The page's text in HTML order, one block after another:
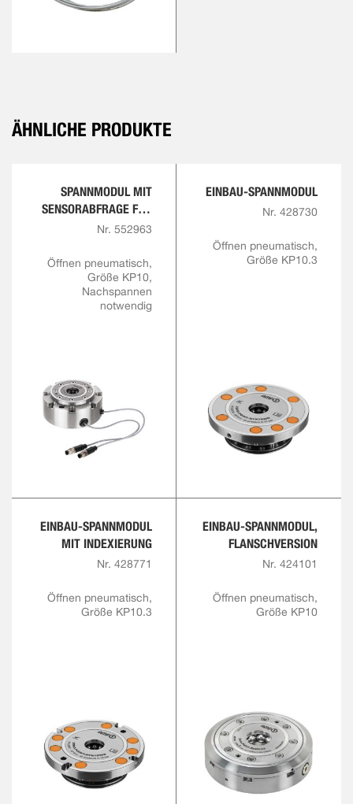
ÄHNLICHE PRODUKTE
SPANNMODUL MIT
SENSORABFRAGE FÜR
ÖFFNUNG UND
Nr. 552963
Öffnen pneumatisch,
Größe KP10,
Nachspannen
notwendig
EINBAU-SPANNMODUL
Nr. 428730
Öffnen pneumatisch,
Größe KP10.3
EINBAU-SPANNMODUL
MIT INDEXIERUNG
Nr. 428771
Öffnen pneumatisch,
Größe KP10.3
EINBAU-SPANNMODUL,
FLANSCHVERSION
Nr. 424101
Öffnen pneumatisch,
Größe KP10